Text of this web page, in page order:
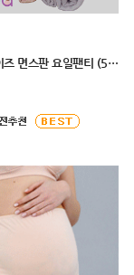
임산부 빅사이즈 면스판 요일팬티 (5종세트) 110,120